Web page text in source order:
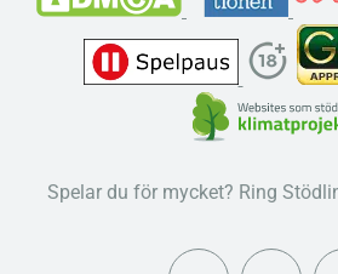
Spelar du för mycket? Ring